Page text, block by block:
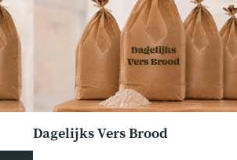
Dagelijks Vers Brood